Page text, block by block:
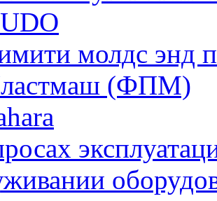
молдс энд
(ФПМ)